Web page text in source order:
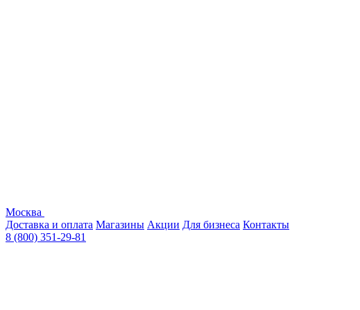
Москва
Доставка и оплата Магазины Акции Для бизнеса Контакты
8 (800) 351-29-81